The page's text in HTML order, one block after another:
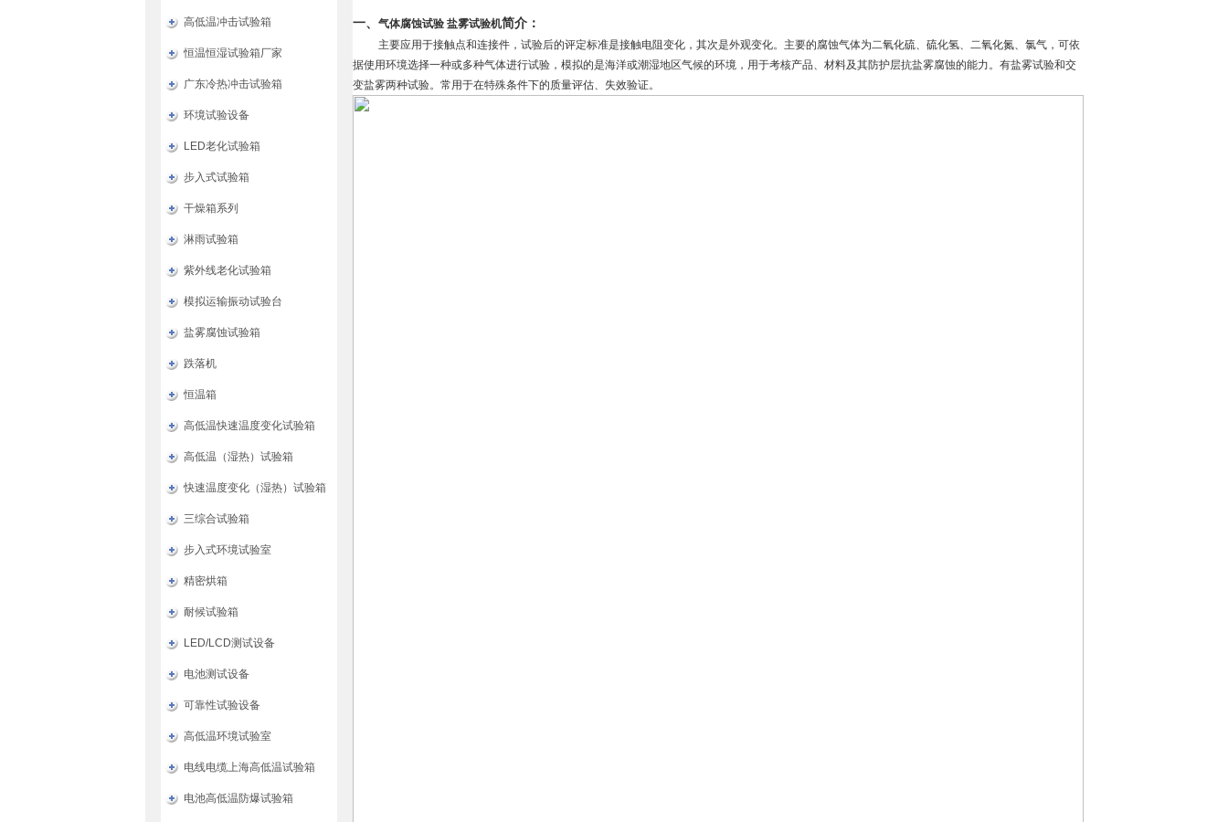
高低温冲击试验箱
恒温恒湿试验箱厂家
广东冷热冲击试验箱
环境试验设备
LED老化试验箱
步入式试验箱
干燥箱系列
淋雨试验箱
紫外线老化试验箱
模拟运输振动试验台
盐雾腐蚀试验箱
跌落机
恒温箱
高低温快速温度变化试验箱
高低温（湿热）试验箱
快速温度变化（湿热）试验箱
三综合试验箱
步入式环境试验室
精密烘箱
耐候试验箱
LED/LCD测试设备
电池测试设备
可靠性试验设备
高低温环境试验室
电线电缆上海高低温试验箱
电池高低温防爆试验箱
一、 气体腐蚀试验 盐雾试验机简介：
主要应用于接触点和连接件，试验后的评定标准是接触电阻变化，其次是外观变化。主要的腐蚀气体为二氧化硫、硫化氢、二氧化氮、氯气，可依
据使用环境选择一种或多种气体进行试验，模拟的是海洋或潮湿地区气候的环境，用于考核产品、材料及其防护层抗盐雾腐蚀的能力。有盐雾试验和交
变盐雾两种试验。常用于在特殊条件下的质量评估、失效验证。